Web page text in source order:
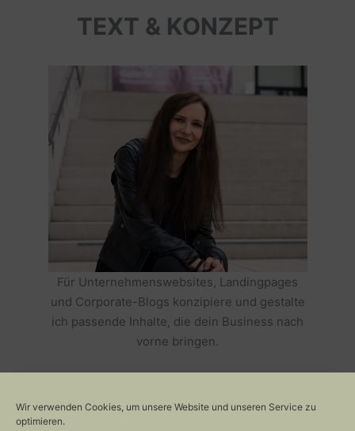
Wir verwenden Cookies, um unsere Website und unseren Service zu
optimieren.
TEXT & KONZEPT
Für Unternehmenswebsites, Landingpages
und Corporate-Blogs konzipiere und gestalte
ich passende Inhalte, die dein Business nach
vorne bringen.
ERFOLGREICH MACHEN >>